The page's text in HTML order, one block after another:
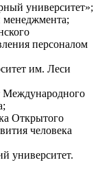
университет»;
персоналом
им. Леси
Международного
Открытого
человека
университет.